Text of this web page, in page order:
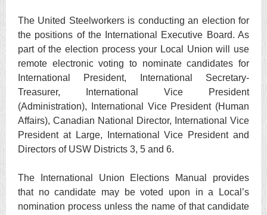
The United Steelworkers is conducting an election for
the positions of the International Executive Board. As
part of the election process your Local Union will use
remote electronic voting to nominate candidates for
International President, International Secretary-
Treasurer, International Vice President
(Administration), International Vice President (Human
Affairs), Canadian National Director, International Vice
President at Large, International Vice President and
Directors of USW Districts 3, 5 and 6.
The International Union Elections Manual provides
that no candidate may be voted upon in a Local’s
nomination process unless the name of that candidate